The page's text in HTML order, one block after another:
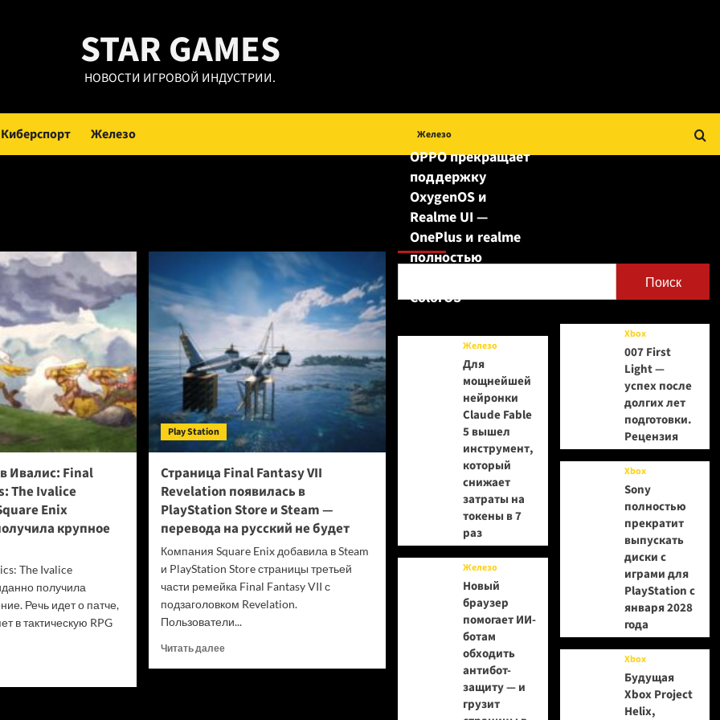
STAR GAMES
НОВОСТИ ИГРОВОЙ ИНДУСТРИИ.
Киберспорт Железо
Ивалис: Final
The Ivalice
Enix
крупное
The Ivalice
получила
Речь идет о патче,
в тактическую RPG
Play Station
Страница Final Fantasy VII
Revelation появилась в
PlayStation Store и Steam —
перевода на русский не будет
Компания Square Enix добавила в Steam
и PlayStation Store страницы третьей
части ремейка Final Fantasy VII с
подзаголовком Revelation.
Пользователи...
Читать далееПрочитать
Поиск
Поиск
Железо
OPPO прекращает
поддержку
OxygenOS и
Realme UI —
OnePlus и realme
полностью
ColorOS
Железо
Для
мощнейшей
нейронки
Claude Fable
5 вышел
инструмент,
который
снижает
затраты на
токены в 7
раз
Железо
Новый
браузер
помогает ИИ-
ботам
обходить
антибот-
защиту — и
грузит
Xbox
007 First
Light —
успех после
долгих лет
подготовки.
Рецензия
Xbox
Sony
полностью
прекратит
выпускать
диски с
играми для
PlayStation с
января 2028
года
Xbox
Будущая
Xbox Project
Helix,